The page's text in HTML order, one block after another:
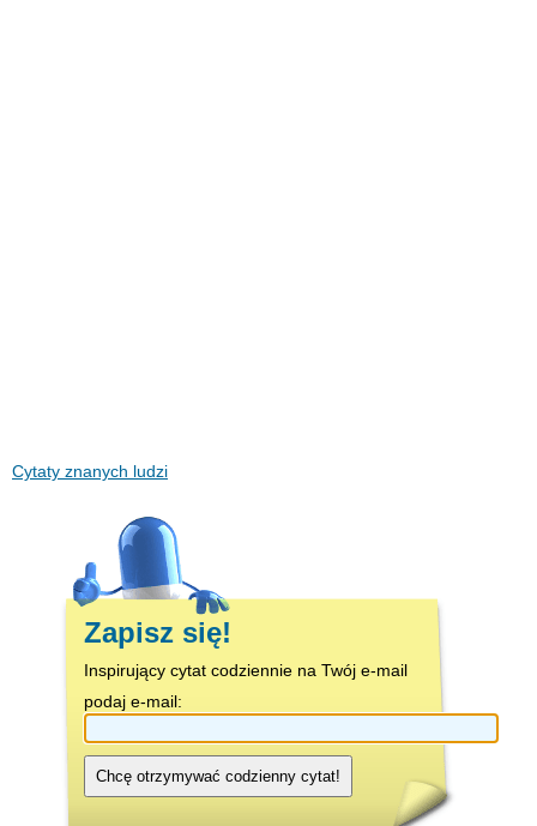
Cytaty znanych ludzi
Zapisz się!
Inspirujący cytat codziennie na Twój e-mail
podaj e-mail:
Chcę otrzymywać codzienny cytat!